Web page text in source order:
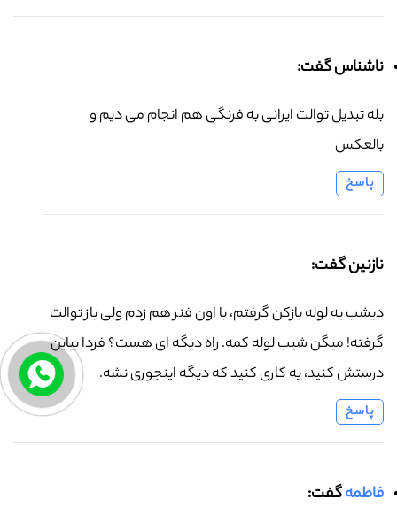
ناشناس گفت:
بله تبدیل توالت ایرانی به فرنگی هم انجام می دیم و
بالعکس
پاسخ
نازنین گفت:
دیشب یه لوله بازکن گرفتم، با اون فنر هم زدم ولی باز توالت
گرفته! میگن شیب لوله کمه. راه دیگه ای هست؟ فردا بیاین
درستش کنید، یه کاری کنید که دیگه اینجوری نشه.
پاسخ
فاطمهگفت: